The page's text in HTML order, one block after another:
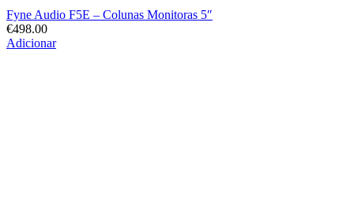
Fyne Audio F5E – Colunas Monitoras 5″
€498.00
Adicionar